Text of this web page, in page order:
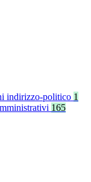
indirizzo-politico 1
165